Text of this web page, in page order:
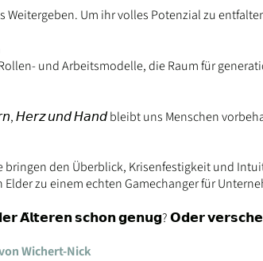
Weitergeben. Um ihr volles Potenzial zu
und Arbeitsmodelle, die Raum für
𝘏𝘦𝘳𝘻 𝘶𝘯𝘥 𝘏𝘢𝘯𝘥 bleibt uns Menschen
den Überblick, Krisenfestigkeit und
zu einem echten Gamechanger für
𝗔̈𝗹𝘁𝗲𝗿𝗲𝗻 𝘀𝗰𝗵𝗼𝗻 𝗴𝗲𝗻𝘂𝗴? 𝗢𝗱𝗲𝗿
Wichert-Nick